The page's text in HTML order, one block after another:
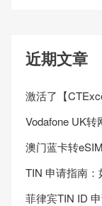
近期文章
激活了【
Vodafone UK
澳门蓝卡转
TIN 申请指南
菲律宾TIN ID